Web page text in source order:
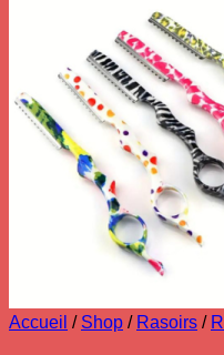
Accueil / Shop / Rasoirs /